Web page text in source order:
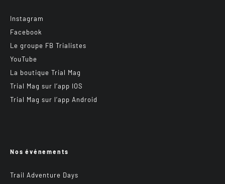
Instagram
Facebook
Le groupe FB Trialistes
YouTube
La boutique Trial Mag
Trial Mag sur l’app IOS
Trial Mag sur l’app Android
Nos événements
Trail Adventure Days